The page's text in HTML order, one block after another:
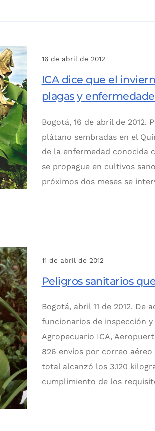
16 de abril de 2012
ICA dice que el
plagas y
Bogotá, 16 de abril de 2012.
plátano sembradas en el
de la enfermedad conocida
se propague en cultivos
próximos dos meses se
11 de abril de 2012
Peligros sanitarios
Bogotá, abril 11 de 2012. De
funcionarios de inspección
Agropecuario ICA,
826 envíos por correo
total alcanzó los 3.120
cumplimiento de los